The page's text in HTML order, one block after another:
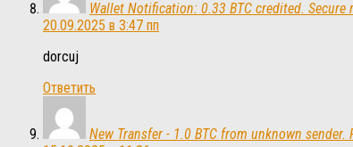
Wallet Notification: 0.33 BTC credited.
20.09.2025 в 3:47 пп
dorcuj
Ответить
New Transfer - 1.0 BTC from unknown